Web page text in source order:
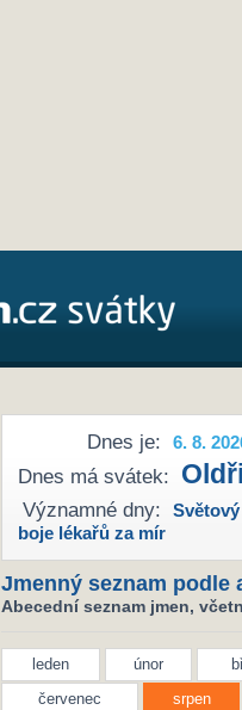
Dnes je: 6. 8.
Dnes má svátek:
Významné dny:
boje lékařů za mír
Jmenný seznam podle
Abecední seznam jmen,
leden únor
červenec
srpen